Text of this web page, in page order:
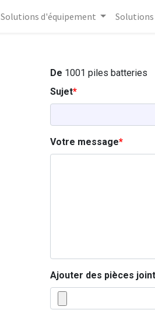
Solutions d'équipement Solutions
De 1001 piles batteries
Sujet
Votre message
Ajouter des pièces